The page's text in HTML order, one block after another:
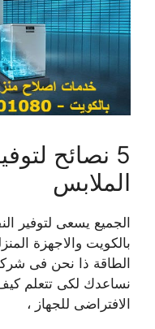
5 نصائح
الملابس
الجميع يسعى لتوفير
بالكويت والاجهزة
الطاقة ذا نحن فى
نساعدك لكى تتعلم
الافتراضى للجهاز ،